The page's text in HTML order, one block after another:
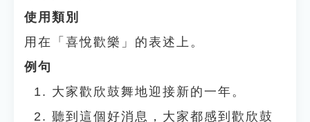
使用類別
用在「喜悅歡樂」的表述上。
例句
大家歡欣鼓舞地迎接新的一年。
聽到這個好消息，大家都感到歡欣鼓